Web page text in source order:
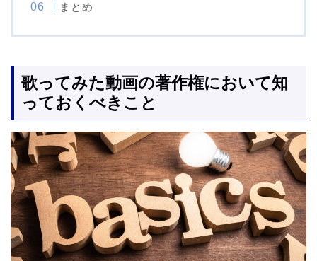
まとめ
歌ってみた動画の著作権において知
っておくべきこと